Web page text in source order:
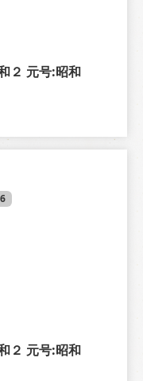
２ 元号:昭和
２ 元号:昭和